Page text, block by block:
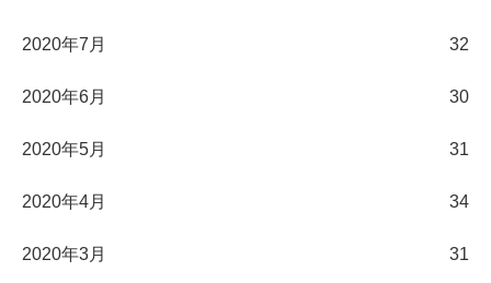
2020年7月 32
2020年6月 30
2020年5月 31
2020年4月 34
2020年3月 31